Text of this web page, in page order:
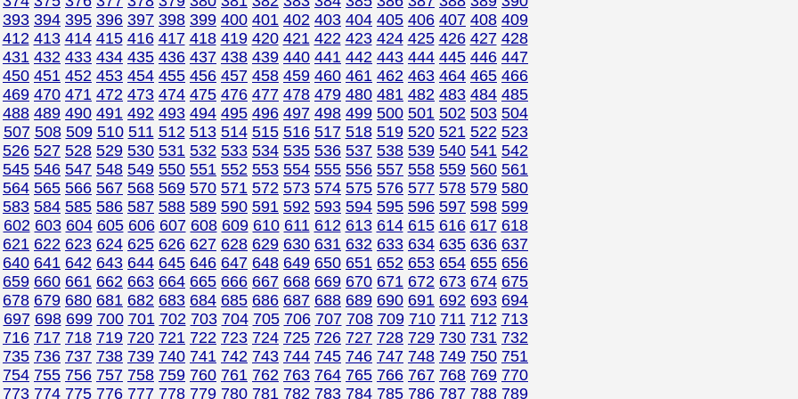
393 394 395 396 397 398 399 400 401 402 403 404 405 406 407 408 409
412 413 414 415 416 417 418 419 420 421 422 423 424 425 426 427 428
431 432 433 434 435 436 437 438 439 440 441 442 443 444 445 446 447
450 451 452 453 454 455 456 457 458 459 460 461 462 463 464 465 466
469 470 471 472 473 474 475 476 477 478 479 480 481 482 483 484 485
488 489 490 491 492 493 494 495 496 497 498 499 500 501 502 503 504
507 508 509 510 511 512 513 514 515 516 517 518 519 520 521 522 523
526 527 528 529 530 531 532 533 534 535 536 537 538 539 540 541 542
545 546 547 548 549 550 551 552 553 554 555 556 557 558 559 560 561
564 565 566 567 568 569 570 571 572 573 574 575 576 577 578 579 580
583 584 585 586 587 588 589 590 591 592 593 594 595 596 597 598 599
602 603 604 605 606 607 608 609 610 611 612 613 614 615 616 617 618
621 622 623 624 625 626 627 628 629 630 631 632 633 634 635 636 637
640 641 642 643 644 645 646 647 648 649 650 651 652 653 654 655 656
659 660 661 662 663 664 665 666 667 668 669 670 671 672 673 674 675
678 679 680 681 682 683 684 685 686 687 688 689 690 691 692 693 694
697 698 699 700 701 702 703 704 705 706 707 708 709 710 711 712 713
716 717 718 719 720 721 722 723 724 725 726 727 728 729 730 731 732
735 736 737 738 739 740 741 742 743 744 745 746 747 748 749 750 751
754 755 756 757 758 759 760 761 762 763 764 765 766 767 768 769 770
773 774 775 776 777 778 779 780 781 782 783 784 785 786 787 788 789